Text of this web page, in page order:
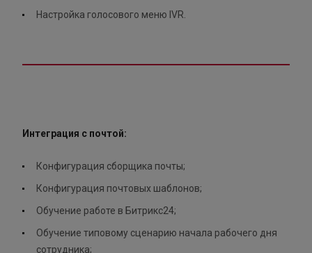
Настройка голосового меню IVR.
Интеграция с почтой:
Конфигурация сборщика почты;
Конфигурация почтовых шаблонов;
Обучение работе в Битрикс24;
Обучение типовому сценарию начала рабочего дня
сотрудника;